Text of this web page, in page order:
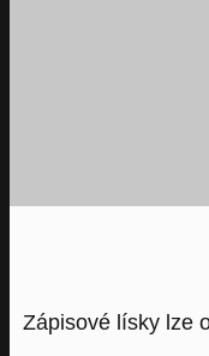
Zápisové lísky lze